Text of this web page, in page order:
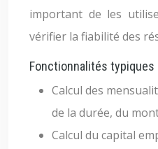
important de les
vérifier la fiabilité des
Fonctionnalités typiques
Calcul des
de la durée, du
Calcul du capital